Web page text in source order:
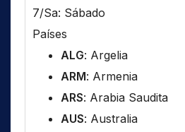
7/Sa: Sábado
Países
ALG: Argelia
ARM: Armenia
ARS: Arabia Saudita
AUS: Australia